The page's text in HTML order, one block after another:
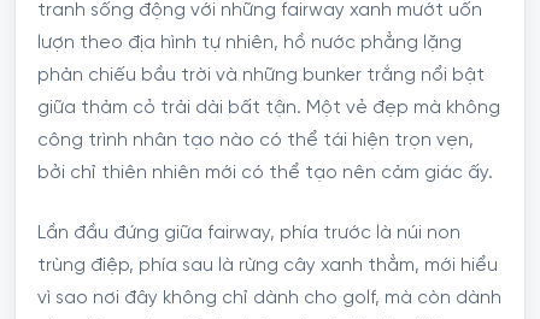
tranh sống động với những fairway xanh mướt uốn
lượn theo địa hình tự nhiên, hồ nước phẳng lặng
phản chiếu bầu trời và những bunker trắng nổi bật
giữa thảm cỏ trải dài bất tận. Một vẻ đẹp mà không
công trình nhân tạo nào có thể tái hiện trọn vẹn,
bởi chỉ thiên nhiên mới có thể tạo nên cảm giác ấy.
Lần đầu đứng giữa fairway, phía trước là núi non
trùng điệp, phía sau là rừng cây xanh thẳm, mới hiểu
vì sao nơi đây không chỉ dành cho golf, mà còn dành